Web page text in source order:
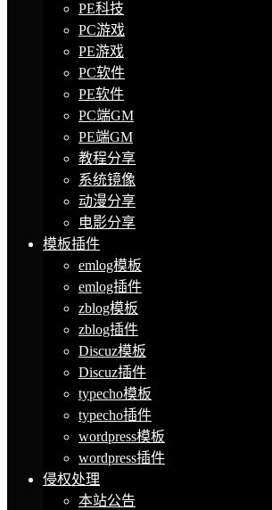
PE科技
PC游戏
PE游戏
PC软件
PE软件
PC端GM
PE端GM
教程分享
系统镜像
动漫分享
电影分享
模板插件
emlog模板
emlog插件
zblog模板
zblog插件
Discuz模板
Discuz插件
typecho模板
typecho插件
wordpress模板
wordpress插件
侵权处理
本站公告